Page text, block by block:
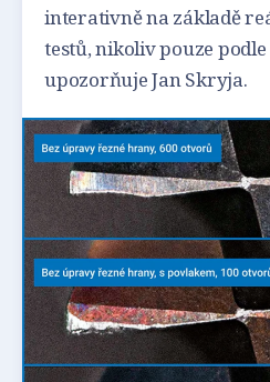
interativně na základě
testů, nikoliv pouze podle
upozorňuje Jan Skryja.